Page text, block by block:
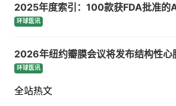
2025年度索引：100款获FDA批准的
环球医讯
2026年纽约瓣膜会议将发布结构性心
环球医讯
全站热文